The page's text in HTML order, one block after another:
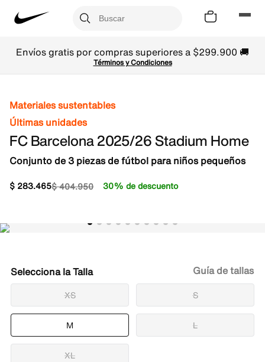
Envíos gratis por compras superiores a $299.900 🚚
Términos y Condiciones
Materiales sustentables
Últimas unidades
FC Barcelona 2025/26 Stadium Home
Conjunto de 3 piezas de fútbol para niños pequeños
$404.950
$ 283.465 30% de descuento
Talla
XS S
M L
XL
Guía de tallas